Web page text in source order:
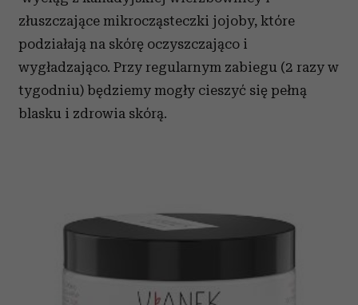
złuszczające mikrocząsteczki jojoby, które
podziałają na skórę oczyszczająco i
wygładzająco. Przy regularnym zabiegu (2 razy w
tygodniu) będziemy mogły cieszyć się pełną
blasku i zdrowia skórą.